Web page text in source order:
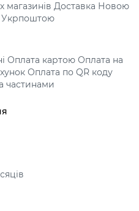
магазинів Доставка Новою
Укрпоштою
Оплата картою Оплата на
Оплата по QR коду
частинами